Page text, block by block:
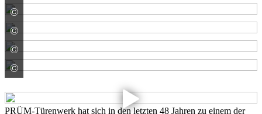
© PRÜM-Türenwerk GmbH
© PRÜM-Türenwerk GmbH
© PRÜM-Türenwerk GmbH
© PRÜM-Türenwerk GmbH
PRÜM-Türenwerk hat sich in den letzten 48 Jahren zu einem der